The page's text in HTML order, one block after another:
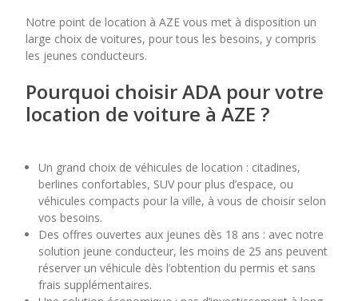
14 15 16 17 18
21 22
28 29 30
Notre point de location à AZE vous met à disposition un
large choix de voitures, pour tous les besoins, y compris
les jeunes conducteurs.
Pourquoi choisir ADA pour votre
location de voiture à AZE ?
Un grand choix de véhicules de location : citadines,
berlines confortables, SUV pour plus d’espace, ou
véhicules compacts pour la ville, à vous de choisir selon
vos besoins.
Des offres ouvertes aux jeunes dès 18 ans : avec notre
solution jeune conducteur, les moins de 25 ans peuvent
réserver un véhicule dès l’obtention du permis et sans
frais supplémentaires.